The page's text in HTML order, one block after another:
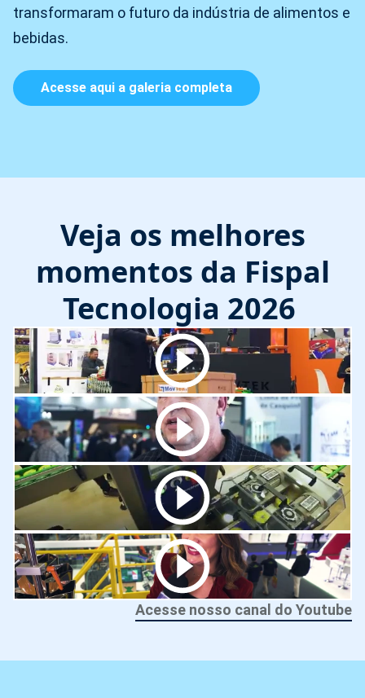
transformaram o futuro da indústria de alimentos e
bebidas.
Acesse aqui a galeria completa
Veja os melhores
momentos da Fispal
Tecnologia 2026
Acesse nosso canal do Youtube